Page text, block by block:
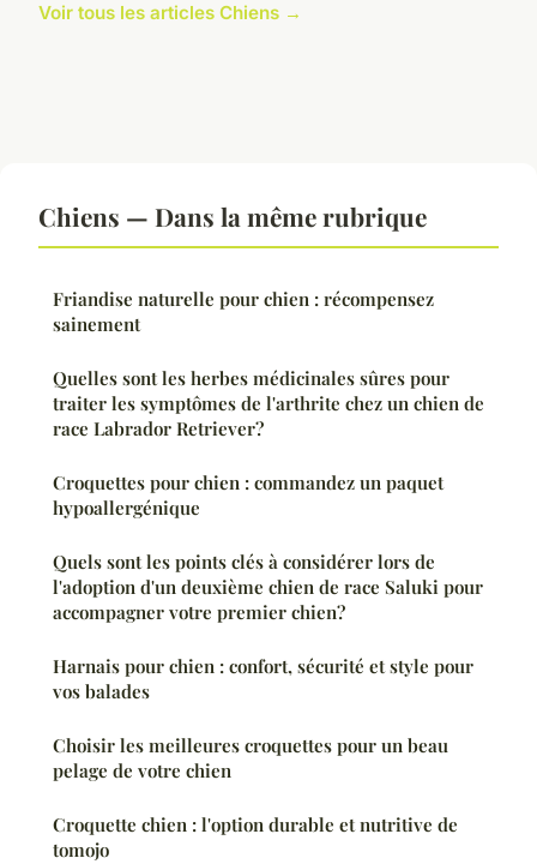
Voir tous les articles Chiens →
Chiens — Dans la même rubrique
Friandise naturelle pour chien : récompensez
sainement
Quelles sont les herbes médicinales sûres pour
traiter les symptômes de l'arthrite chez un chien de
race Labrador Retriever?
Croquettes pour chien : commandez un paquet
hypoallergénique
Quels sont les points clés à considérer lors de
l'adoption d'un deuxième chien de race Saluki pour
accompagner votre premier chien?
Harnais pour chien : confort, sécurité et style pour
vos balades
Choisir les meilleures croquettes pour un beau
pelage de votre chien
Croquette chien : l'option durable et nutritive de
tomojo